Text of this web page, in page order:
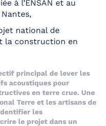
à l’ENSAN et au
national de
la construction en
principal de lever les
acoustiques pour
en terre crue. Une
Terre et les artisans de
les
le projet dans un